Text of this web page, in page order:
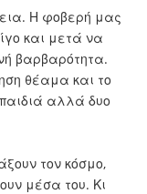
Η φοβερή μας
και μετά να
βαρβαρότητα.
θέαμα και το
αλλά δυο
τον κόσμο,
μέσα του. Κι